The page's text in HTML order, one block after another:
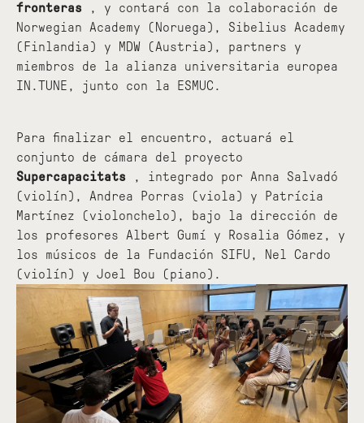
fronteras , y contará con la colaboración de
Norwegian Academy (Noruega), Sibelius Academy
(Finlandia) y MDW (Austria), partners y
miembros de la alianza universitaria europea
IN.TUNE, junto con la ESMUC.
Para finalizar el encuentro, actuará el
conjunto de cámara del proyecto
Supercapacitats , integrado por Anna Salvadó
(violín), Andrea Porras (viola) y Patrícia
Martínez (violonchelo), bajo la dirección de
los profesores Albert Gumí y Rosalia Gómez, y
los músicos de la Fundación SIFU, Nel Cardo
(violín) y Joel Bou (piano).